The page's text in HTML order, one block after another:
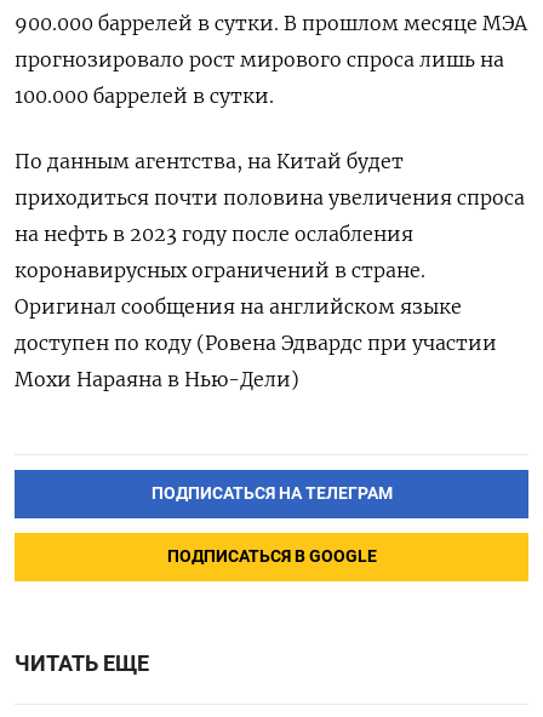
900.000 баррелей в сутки. В прошлом месяце МЭА
прогнозировало рост мирового спроса лишь на
100.000 баррелей в сутки.
По данным агентства, на Китай будет
приходиться почти половина увеличения спроса
на нефть в 2023 году после ослабления
коронавирусных ограничений в стране.
Оригинал сообщения на английском языке
доступен по коду (Ровена Эдвардс при участии
Мохи Нараяна в Нью-Дели)
ПОДПИСАТЬСЯ НА ТЕЛЕГРАМ
ПОДПИСАТЬСЯ В GOOGLE
ЧИТАТЬ ЕЩЕ